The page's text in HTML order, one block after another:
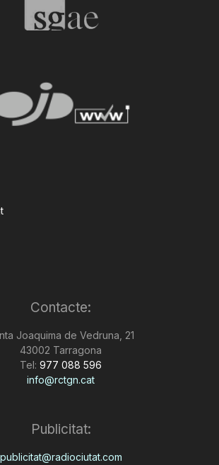
Contacte:
Joaquima de Vedruna, 21
43002 Tarragona
Tel: 977 088 596
info@rctgn.cat
Publicitat:
publicitat@radiociutat.com